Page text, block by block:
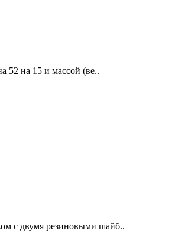
52 на 15 и массой (ве..
с двумя резиновыми шайб..